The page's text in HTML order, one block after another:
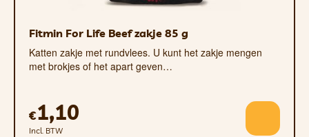
Fitmin For Life Beef zakje 85 g
Katten zakje met rundvlees. U kunt het zakje mengen
met brokjes of het apart geven…
€1,10
Incl. BTW